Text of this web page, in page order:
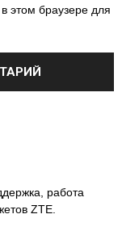
этом браузере для
работа
ZTE.